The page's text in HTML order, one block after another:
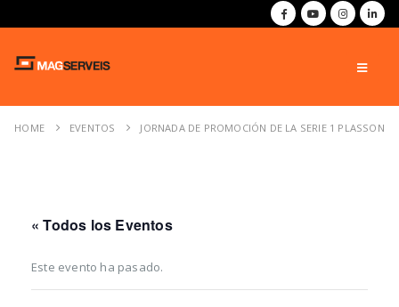
HOME EVENTOS JORNADA DE PROMOCIÓN DE LA SERIE 1 PLASSON
« Todos los Eventos
Este evento ha pasado.